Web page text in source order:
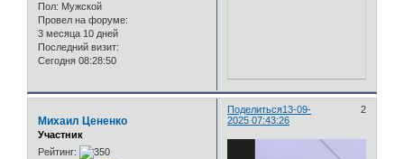
Пол: Мужской
Провел на форуме:
3 месяца 10 дней
Последний визит:
Сегодня 08:28:50
Поделиться 2
13-09-
2025 07:43:26
Михаил Цененко
Участник
Рейтинг: